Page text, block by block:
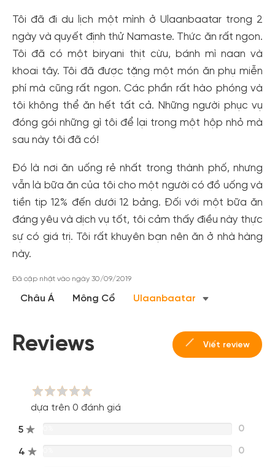
Tôi đã đi du lịch một mình ở Ulaanbaatar trong 2
ngày và quyết định thử Namaste. Thức ăn rất ngon.
Tôi đã có một biryani thịt cừu, bánh mì naan và
khoai tây. Tôi đã được tặng một món ăn phụ miễn
phí mà cũng rất ngon. Các phần rất hào phóng và
tôi không thể ăn hết tất cả. Những người phục vụ
đóng gói những gì tôi để lại trong một hộp nhỏ mà
sau này tôi đã có!
Đó là nơi ăn uống rẻ nhất trong thành phố, nhưng
vẫn là bữa ăn của tôi cho một người có đồ uống và
tiền tip 12% đến dưới 12 bảng. Đối với một bữa ăn
đáng yêu và dịch vụ tốt, tôi cảm thấy điều này thực
sự có giá trị. Tôi rất khuyên bạn nên ăn ở nhà hàng
này.
Đã cập nhật vào ngày 30/09/2019
Châu Á Mông Cổ Ulaanbaatar
Reviews Viết review
dựa trên 0 đánh giá
5 0
4 0
Tạo tài khoản nhanh - nhận nhiều ưu
đãi!
Tạo tài khoản để có thể nhận ngay các ưu đãihấp dẫn
dành cho thành viên đến từ các đối tác của Gody.vn dành
Đăng ký
Hoặc đăng nhập bằng